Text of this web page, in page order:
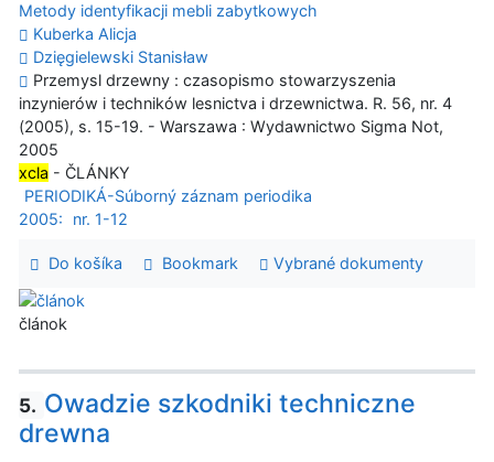
Metody identyfikacji mebli zabytkowych
Kuberka Alicja
Dzięgielewski Stanisław
Przemysl drzewny : czasopismo stowarzyszenia
inzynierów i techników lesnictva i drzewnictwa. R. 56, nr. 4
(2005), s. 15-19. - Warszawa : Wydawnictwo Sigma Not,
2005
xcla - ČLÁNKY
PERIODIKÁ-Súborný záznam periodika
2005:
nr. 1-12
Do košíka Bookmark Vybrané dokumenty
článok
5. Owadzie szkodniki techniczne
drewna